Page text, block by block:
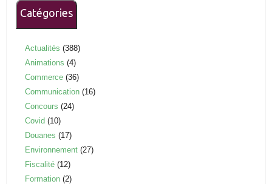
Catégories
Actualités (388)
Animations (4)
Commerce (36)
Communication (16)
Concours (24)
Covid (10)
Douanes (17)
Environnement (27)
Fiscalité (12)
Formation (2)